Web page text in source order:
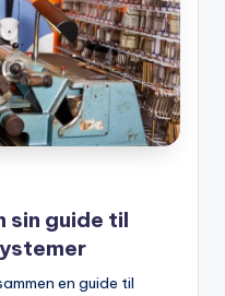
sin guide til
en guide til